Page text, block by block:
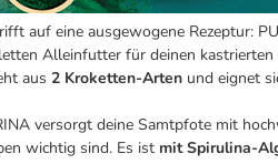
auf eine ausgewogene Rezeptur:
Alleinfutter für deinen
aus 2 Kroketten-Arten und eignet
versorgt deine Samtpfote mit
wichtig sind. Es ist mit Spirulina-